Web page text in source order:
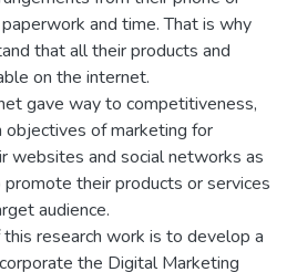
and time. That is why
that all their products and
on the internet.
gave way to competitiveness,
of marketing for
websites and social networks as
their products or services
audience.
research work is to develop a
the Digital Marketing